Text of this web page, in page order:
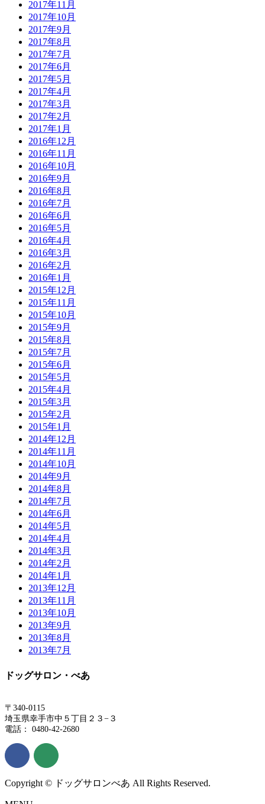
2017年11月
2017年10月
2017年9月
2017年8月
2017年7月
2017年6月
2017年5月
2017年4月
2017年3月
2017年2月
2017年1月
2016年12月
2016年11月
2016年10月
2016年9月
2016年8月
2016年7月
2016年6月
2016年5月
2016年4月
2016年3月
2016年2月
2016年1月
2015年12月
2015年11月
2015年10月
2015年9月
2015年8月
2015年7月
2015年6月
2015年5月
2015年4月
2015年3月
2015年2月
2015年1月
2014年12月
2014年11月
2014年10月
2014年9月
2014年8月
2014年7月
2014年6月
2014年5月
2014年4月
2014年3月
2014年2月
2014年1月
2013年12月
2013年11月
2013年10月
2013年9月
2013年8月
2013年7月
ドッグサロン・べあ
〒340-0115
埼玉県幸手市中５丁目２３−３
電話： 0480-42-2680
Copyright © ドッグサロンべあ All Rights Reserved.